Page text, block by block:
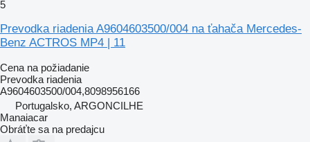
5
Prevodka riadenia A9604603500/004 na ťahača Mercedes-
Benz ACTROS MP4 | 11
Cena na požiadanie
Prevodka riadenia
A9604603500/004,8098956166
Portugalsko, ARGONCILHE
Manaiacar
Obráťte sa na predajcu